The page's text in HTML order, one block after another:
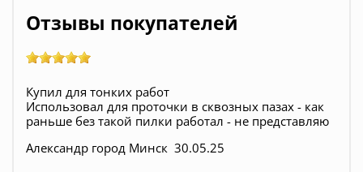
Отзывы покупателей
Купил для тонких работ
Использовал для проточки в сквозных пазах - как
раньше без такой пилки работал - не представляю
Александр город Минск 30.05.25